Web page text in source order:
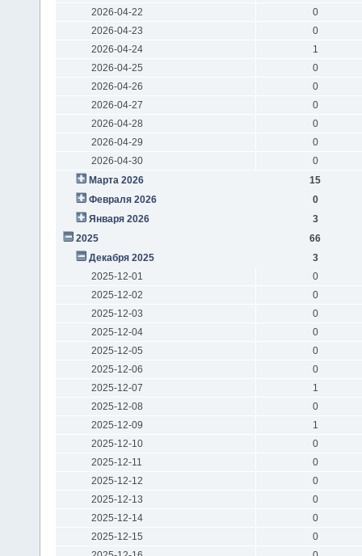
2026-04-22
0
2026-04-23
0
2026-04-24
1
2026-04-25
0
2026-04-26
0
2026-04-27
0
2026-04-28
0
2026-04-29
0
2026-04-30
0
Марта 2026
15
Февраля 2026
0
Января 2026
3
2025
66
Декабря 2025
3
2025-12-01
0
2025-12-02
0
2025-12-03
0
2025-12-04
0
2025-12-05
0
2025-12-06
0
2025-12-07
1
2025-12-08
0
2025-12-09
1
2025-12-10
0
2025-12-11
0
2025-12-12
0
2025-12-13
0
2025-12-14
0
2025-12-15
0